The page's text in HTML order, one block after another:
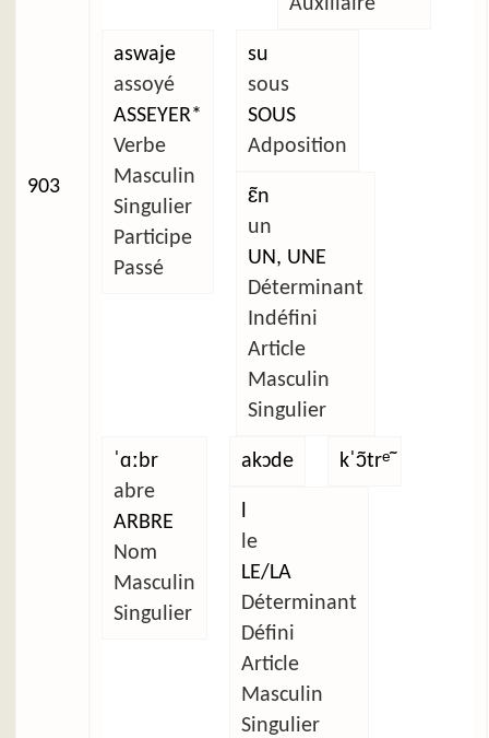
903
aswaje
assoyé
ASSEYER*
Verbe
Masculin
Singulier
Participe
Passé
su
sous
SOUS
Adposition
ɛ̃n
un
UN, UNE
Déterminant
Indéfini
Article
Masculin
Singulier
ˈɑːbr
abre
ARBRE
Nom
Masculin
Singulier
akɔde kˈɔ̃trᵉ̃
le
LE/LA
Déterminant
Défini
Article
Masculin
Singulier